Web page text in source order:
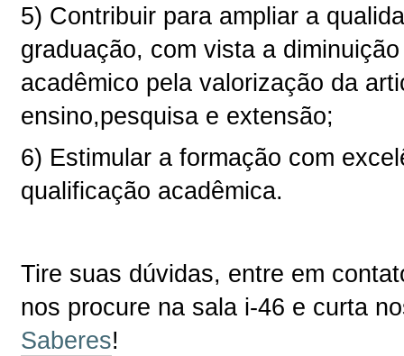
5) Contribuir para ampliar a
graduação, com vista a
acadêmico pela valorização da
ensino,pesquisa e extensão;
6) Estimular a formação com
qualificação acadêmica.
Tire suas dúvidas, entre em
nos procure na sala i-46 e curta
Saberes!